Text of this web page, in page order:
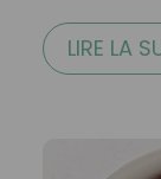
LIRE LA